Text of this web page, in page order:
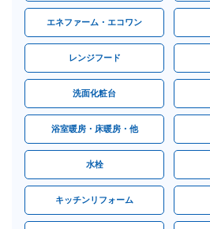
エネファーム・エコワン
レンジフード
洗面化粧台
浴室暖房・床暖房・他
水栓
キッチンリフォーム